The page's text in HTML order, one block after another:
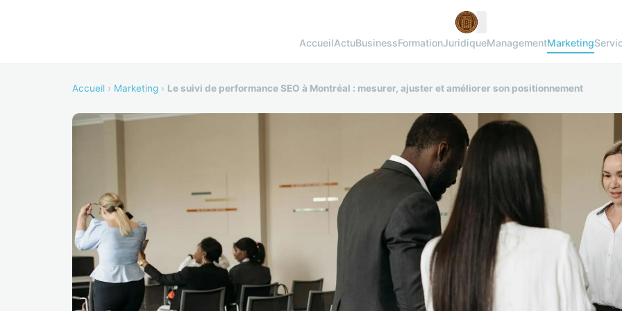
AccueilActuBusinessFormationJuridiqueManagementMarketing
Accueil › Marketing › Le suivi de performance SEO à Montréal : mesurer, ajuster et améliorer son positionnement